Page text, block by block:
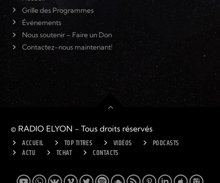
Grille des Programmes
Événements
Nous soutenir – Faire un Don
Contactez-nous maintenant!
© RADIO ELYON - Tous droits réservés
ACCUEIL TOP TITRES VIDÉOS
PODCASTS
ACTU
TCHAT CONTACTS